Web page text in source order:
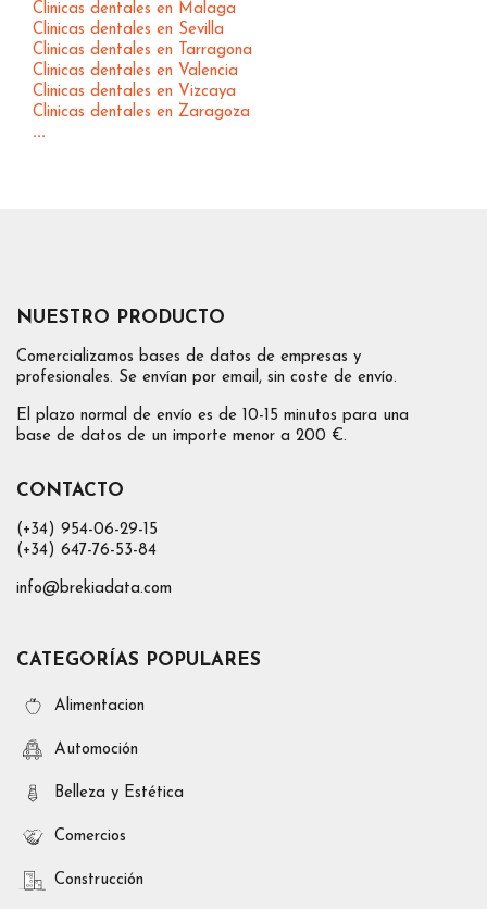
Clinicas dentales en Malaga
Clinicas dentales en Sevilla
Clinicas dentales en Tarragona
Clinicas dentales en Valencia
Clinicas dentales en Vizcaya
Clinicas dentales en Zaragoza
...
NUESTRO PRODUCTO
Comercializamos bases de datos de empresas y
profesionales. Se envían por email, sin coste de envío.
El plazo normal de envío es de 10-15 minutos para una
base de datos de un importe menor a 200 €.
CONTACTO
(+34) 954-06-29-15
(+34) 647-76-53-84
info@brekiadata.com
CATEGORÍAS POPULARES
Alimentacion
Automoción
Belleza y Estética
Comercios
Construcción